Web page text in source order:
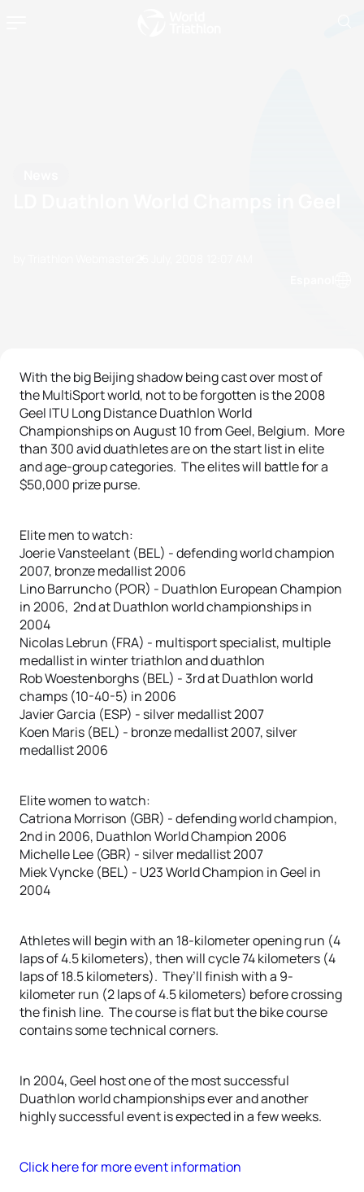
With the big Beijing shadow being cast over most of
the MultiSport world, not to be forgotten is the 2008
Geel ITU Long Distance Duathlon World
Championships on August 10 from Geel, Belgium. More
than 300 avid duathletes are on the start list in elite
and age-group categories. The elites will battle for a
$50,000 prize purse.
Elite men to watch:
Joerie Vansteelant (BEL) - defending world champion
2007, bronze medallist 2006
Lino Barruncho (POR) - Duathlon European Champion
in 2006, 2nd at Duathlon world championships in
2004
Nicolas Lebrun (FRA) - multisport specialist, multiple
medallist in winter triathlon and duathlon
Rob Woestenborghs (BEL) - 3rd at Duathlon world
champs (10-40-5) in 2006
Javier Garcia (ESP) - silver medallist 2007
Koen Maris (BEL) - bronze medallist 2007, silver
medallist 2006
Elite women to watch:
Catriona Morrison (GBR) - defending world champion,
2nd in 2006, Duathlon World Champion 2006
Michelle Lee (GBR) - silver medallist 2007
Miek Vyncke (BEL) - U23 World Champion in Geel in
2004
Athletes will begin with an 18-kilometer opening run (4
laps of 4.5 kilometers), then will cycle 74 kilometers (4
laps of 18.5 kilometers). They’ll finish with a 9-
kilometer run (2 laps of 4.5 kilometers) before crossing
the finish line. The course is flat but the bike course
contains some technical corners.
In 2004, Geel host one of the most successful
Duathlon world championships ever and another
highly successful event is expected in a few weeks.
Click here for more event information